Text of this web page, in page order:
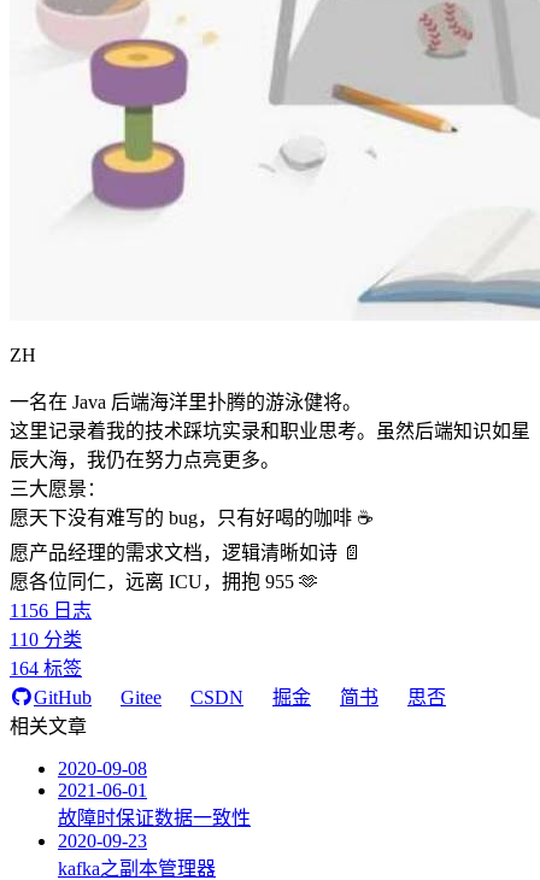
ZH
一名在 Java 后端海洋里扑腾的游泳健将。
这里记录着我的技术踩坑实录和职业思考。虽然后端知识如星
辰大海，我仍在努力点亮更多。
三大愿景：
愿天下没有难写的 bug，只有好喝的咖啡 ☕️
愿产品经理的需求文档，逻辑清晰如诗 📄
愿各位同仁，远离 ICU，拥抱 955 🫶
1156 日志
110 分类
164 标签
GitHub
Gitee CSDN 掘金 简书
思否
相关文章
2020-09-08
2021-06-01
故障时保证数据一致性
2020-09-23
kafka之副本管理器